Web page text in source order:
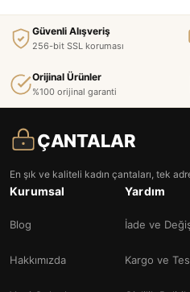
Güvenli Alışveriş
256-bit SSL koruması
Orijinal Ürünler
%100 orijinal garanti
ÇANTALAR
En şık ve kaliteli kadın çantaları, tek
Kurumsal
Blog
Hakkımızda
Yardım
İade ve
Kargo ve